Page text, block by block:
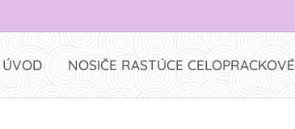
ÚVOD NOSIČE RASTÚCE CELOPRACKOVÉ